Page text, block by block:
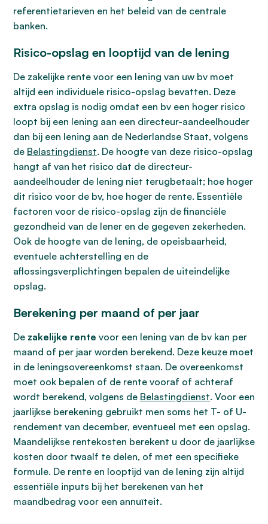
referentietarieven en het beleid van de centrale
banken.
Risico-opslag en looptijd van de lening
De zakelijke rente voor een lening van uw bv moet
altijd een individuele risico-opslag bevatten. Deze
extra opslag is nodig omdat een bv een hoger risico
loopt bij een lening aan een directeur-aandeelhouder
dan bij een lening aan de Nederlandse Staat, volgens
de Belastingdienst. De hoogte van deze risico-opslag
hangt af van het risico dat de directeur-
aandeelhouder de lening niet terugbetaalt; hoe hoger
dit risico voor de bv, hoe hoger de rente. Essentiële
factoren voor de risico-opslag zijn de financiële
gezondheid van de lener en de gegeven zekerheden.
Ook de hoogte van de lening, de opeisbaarheid,
eventuele achterstelling en de
aflossingsverplichtingen bepalen de uiteindelijke
opslag.
Berekening per maand of per jaar
De zakelijke rente voor een lening van de bv kan per
maand of per jaar worden berekend. Deze keuze moet
in de leningsovereenkomst staan. De overeenkomst
moet ook bepalen of de rente vooraf of achteraf
wordt berekend, volgens de Belastingdienst. Voor een
jaarlijkse berekening gebruikt men soms het T- of U-
rendement van december, eventueel met een opslag.
Maandelijkse rentekosten berekent u door de jaarlijkse
kosten door twaalf te delen, of met een specifieke
formule. De rente en looptijd van de lening zijn altijd
essentiële inputs bij het berekenen van het
maandbedrag voor een annuïteit.